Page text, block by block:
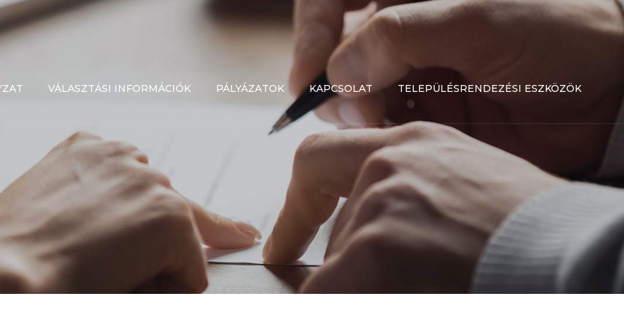
VÁLASZTÁSI INFORMÁCIÓK PÁLYÁZATOK KAPCSOLAT TELEPÜLÉSRENDEZÉSI ESZKÖZÖK